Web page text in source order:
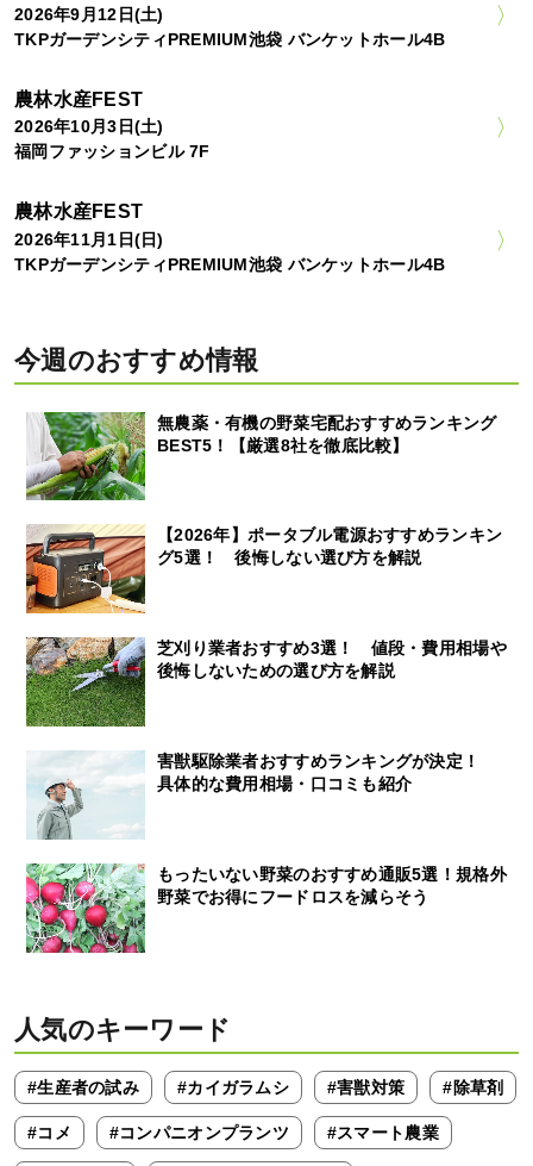
2026年9月12日(土)
TKPガーデンシティPREMIUM池袋 バンケットホール4B
農林水産FEST
2026年10月3日(土)
福岡ファッションビル 7F
農林水産FEST
2026年11月1日(日)
TKPガーデンシティPREMIUM池袋 バンケットホール4B
今週のおすすめ情報
無農薬・有機の野菜宅配おすすめランキング
BEST5！【厳選8社を徹底比較】
【2026年】ポータブル電源おすすめランキン
グ5選！ 後悔しない選び方を解説
芝刈り業者おすすめ3選！ 値段・費用相場や
後悔しないための選び方を解説
害獣駆除業者おすすめランキングが決定！
具体的な費用相場・口コミも紹介
もったいない野菜のおすすめ通販5選！規格外
野菜でお得にフードロスを減らそう
人気のキーワード
#生産者の試み #カイガラムシ #害獣対策 #除草剤
#コメ #コンパニオンプランツ #スマート農業